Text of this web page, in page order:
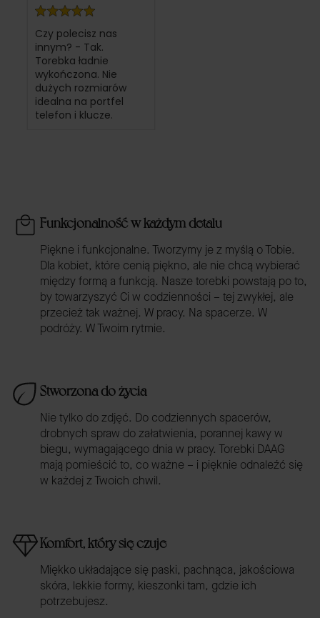
Czy polecisz nas
innym? - Tak.
Torebka ładnie
wykończona. Nie
dużych rozmiarów
idealna na portfel
telefon i klucze.
Funkcjonalność w każdym detalu
Piękne i funkcjonalne. Tworzymy je z myślą o Tobie.
Dla kobiet, które cenią piękno, ale nie chcą wybierać
między formą a funkcją. Nasze torebki powstają po to,
by towarzyszyć Ci w codzienności – tej zwykłej, ale
przecież tak ważnej. W pracy. Na spacerze. W
podróży. W Twoim rytmie.
Stworzona do życia
Nie tylko do zdjęć. Do codziennych spacerów,
drobnych spraw do załatwienia, porannej kawy w
biegu, wymagającego dnia w pracy. Torebki DAAG
mają pomieścić to, co ważne – i pięknie odnaleźć się
w każdej z Twoich chwil.
Komfort, który się czuje
Miękko układające się paski, pachnąca, jakościowa
skóra, lekkie formy, kieszonki tam, gdzie ich
potrzebujesz.